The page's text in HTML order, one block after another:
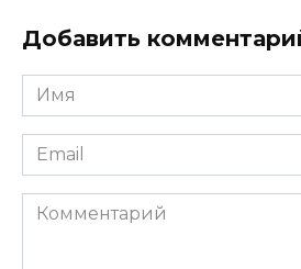
Добавить
Имя
*
Email
*
Комментарий